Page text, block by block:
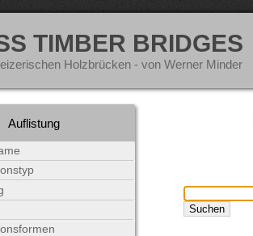
TIMBER BRIDGES
Holzbrücken - von Werner Minder
Auflistung